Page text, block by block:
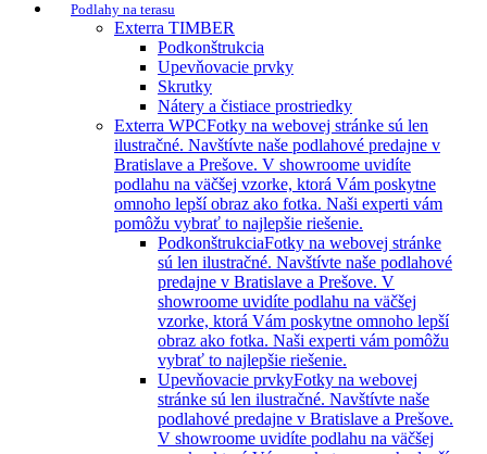
Podlahy na terasu
Exterra TIMBER
Podkonštrukcia
Upevňovacie prvky
Skrutky
Nátery a čistiace prostriedky
Exterra WPCFotky na webovej stránke sú len
ilustračné. Navštívte naše podlahové predajne v
Bratislave a Prešove. V showroome uvidíte
podlahu na väčšej vzorke, ktorá Vám poskytne
omnoho lepší obraz ako fotka. Naši experti vám
pomôžu vybrať to najlepšie riešenie.
PodkonštrukciaFotky na webovej stránke
sú len ilustračné. Navštívte naše podlahové
predajne v Bratislave a Prešove. V
showroome uvidíte podlahu na väčšej
vzorke, ktorá Vám poskytne omnoho lepší
obraz ako fotka. Naši experti vám pomôžu
vybrať to najlepšie riešenie.
Upevňovacie prvkyFotky na webovej
stránke sú len ilustračné. Navštívte naše
podlahové predajne v Bratislave a Prešove.
V showroome uvidíte podlahu na väčšej